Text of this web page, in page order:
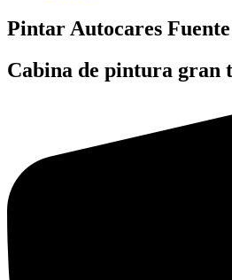
Pintar Autocares
Cabina de pintura gran